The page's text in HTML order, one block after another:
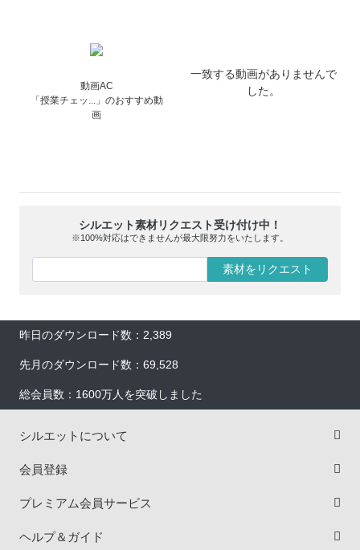
動画AC
「授業チェッ...」のおすすめ動
画
一致する動画がありませんで
した。
シルエット素材リクエスト受け付け中！
※100%対応はできませんが最大限努力をいたします。
素材をリクエスト
昨日のダウンロード数：2,389
先月のダウンロード数：69,528
総会員数：1600万人を突破しました
シルエットについて
会員登録
プレミアム会員サービス
ヘルプ＆ガイド